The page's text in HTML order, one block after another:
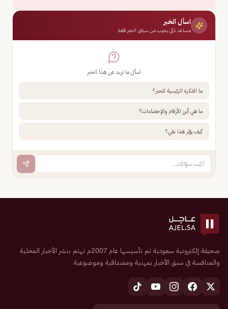
اسأل الخبر
مساعد ذكي يجيب من سياق الخبر فقط
اسأل ما تريد عن هذا الخبر
ما الفكرة الرئيسية للخبر؟
ما هي أبرز الأرقام والإحصاءات؟
كيف يؤثر هذا علي؟
صحيفة إلكترونية سعودية تم تأسيسها عام 2007م تهتم بنشر الأخبار المحلية
والمنافسة في سبق الأخبار بمهنية ومصداقية وموضوعية